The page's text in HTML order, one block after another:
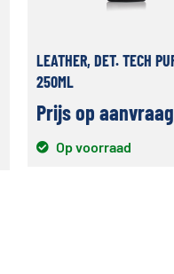
LEATHER, DET. TECH
250ML
Prijs op aanvraag
Op voorraad